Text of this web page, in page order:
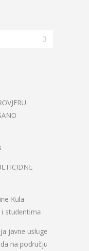
Kula
studentima
javne usluge
na području